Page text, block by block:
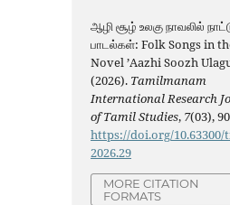
ஆழி சூழ் உலகு நாவலில்
பாடல்கள்: Folk Songs in
Novel ’Aazhi Soozh
(2026). Tamilmanam
International Research
of Tamil Studies, 7(03),
https://doi.org/10.63300/
2026.29
MORE CITATION
FORMATS